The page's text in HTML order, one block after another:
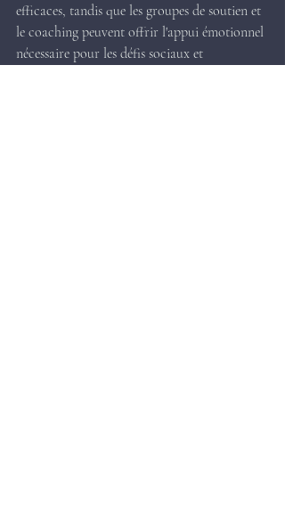
efficaces, tandis que les groupes de soutien et
le coaching peuvent offrir l'appui émotionnel
nécessaire pour les défis sociaux et